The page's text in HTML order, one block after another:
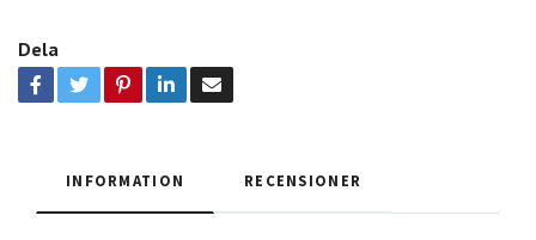
Dela
INFORMATION RECENSIONER